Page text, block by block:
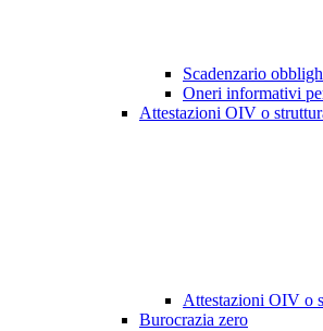
Scadenzario
Oneri informativi
Attestazioni OIV o
Attestazioni OIV o
Burocrazia zero